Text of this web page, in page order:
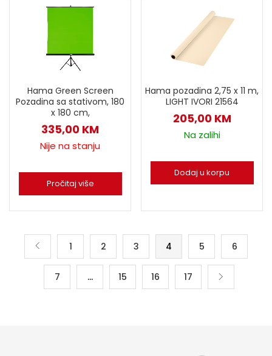
Hama Green Screen
Pozadina sa stativom, 180
x 180 cm,
335,00 KM
Nije na stanju
Pročitaj više
Hama pozadina 2,75 x 11 m,
LIGHT IVORI 21564
205,00 KM
Na zalihi
Dodaj u korpu
1 2 3 4 5 6
7 … 15 16 17